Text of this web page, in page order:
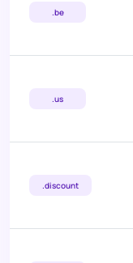
.be
.us
.discount